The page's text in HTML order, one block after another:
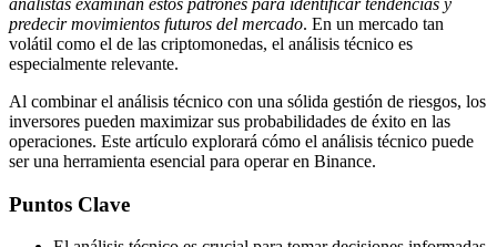
predecir movimientos futuros del mercado. En un mercado tan
volátil como el de las criptomonedas, el análisis técnico es
especialmente relevante.
Al combinar el análisis técnico con una sólida gestión de riesgos, los
inversores pueden maximizar sus probabilidades de éxito en las
operaciones. Este artículo explorará cómo el análisis técnico puede
ser una herramienta esencial para operar en Binance.
Puntos Clave